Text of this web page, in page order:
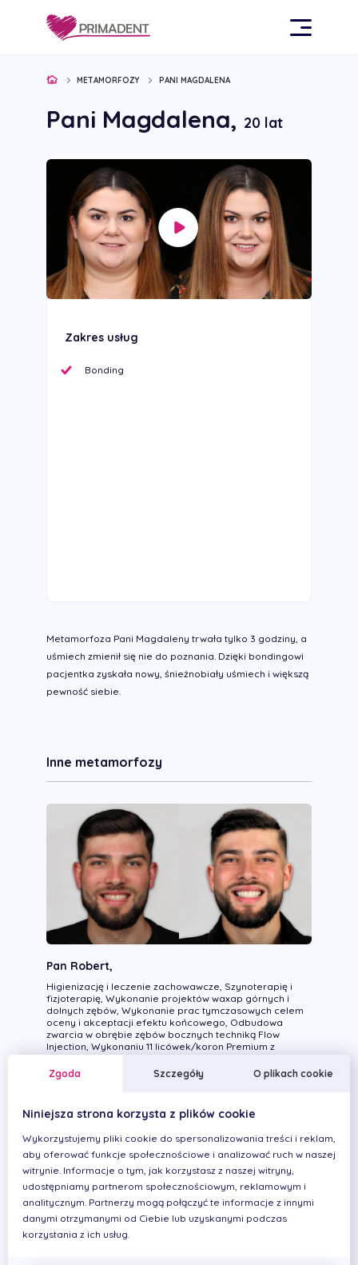
METAMORFOZY PANI MAGDALENA
Pani Magdalena, 20 lat
Zakres usług
Bonding
Metamorfoza Pani Magdaleny trwała tylko 3 godziny, a
uśmiech zmienił się nie do poznania. Dzięki bondingowi
pacjentka zyskała nowy, śnieżnobiały uśmiech i większą
pewność siebie.
Inne metamorfozy
Pan Robert,
Higienizację i leczenie zachowawcze, Szynoterapię i
fizjoterapię, Wykonanie projektów waxap górnych i
dolnych zębów, Wykonanie prac tymczasowych celem
oceny i akceptacji efektu końcowego, Odbudowa
zwarcia w obrębie zębów bocznych techniką Flow
Injection, Wykonaniu 11 licówek/koron Premium z
ceramiki feldszpatowej (skaleniowej)
Zgoda Szczegóły O plikach cookie
Niniejsza strona korzysta z plików cookie
Wykorzystujemy pliki cookie do spersonalizowania treści i reklam,
aby oferować funkcje społecznościowe i analizować ruch w naszej
witrynie. Informacje o tym, jak korzystasz z naszej witryny,
udostępniamy partnerom społecznościowym, reklamowym i
analitycznym. Partnerzy mogą połączyć te informacje z innymi
danymi otrzymanymi od Ciebie lub uzyskanymi podczas
korzystania z ich usług.